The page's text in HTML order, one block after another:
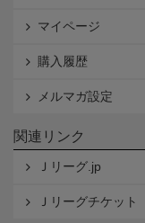
マイページ
購入履歴
メルマガ設定
関連リンク
Ｊリーグ.jp
Ｊリーグチケット